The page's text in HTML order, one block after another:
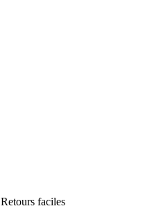
Retours faciles